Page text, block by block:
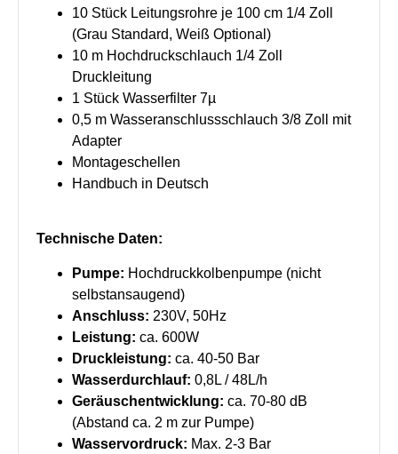
10 Stück Leitungsrohre je 100 cm 1/4 Zoll
(Grau Standard, Weiß Optional)
10 m Hochdruckschlauch 1/4 Zoll
Druckleitung
1 Stück Wasserfilter 7µ
0,5 m Wasseranschlussschlauch 3/8 Zoll mit
Adapter
Montageschellen
Handbuch in Deutsch
Technische Daten:
Pumpe: Hochdruckkolbenpumpe (nicht
selbstansaugend)
Anschluss: 230V, 50Hz
Leistung: ca. 600W
Druckleistung: ca. 40-50 Bar
Wasserdurchlauf: 0,8L / 48L/h
Geräuschentwicklung: ca. 70-80 dB
(Abstand ca. 2 m zur Pumpe)
Wasservordruck: Max. 2-3 Bar